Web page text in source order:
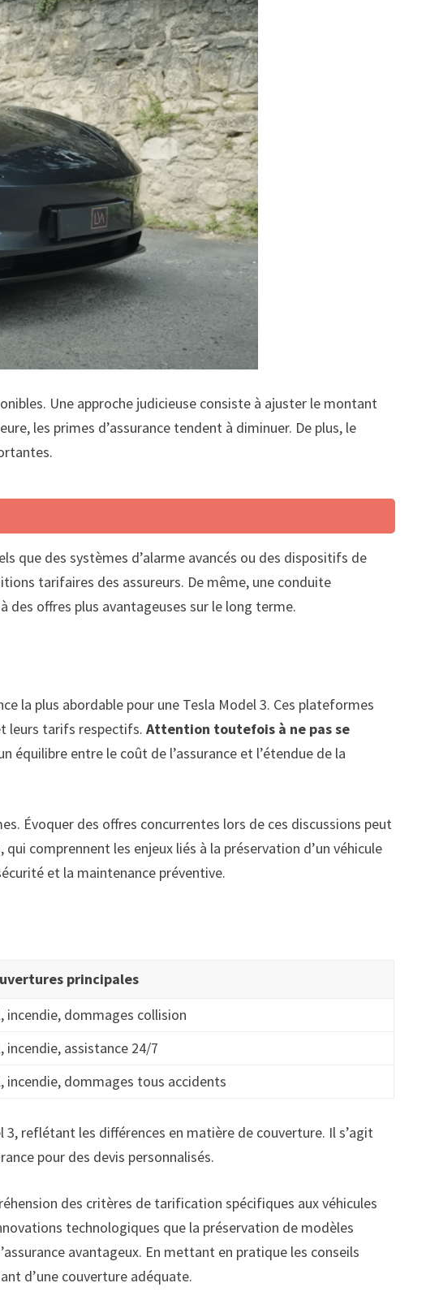
Une approche judicieuse consiste à ajuster le montant
les primes d’assurance tendent à diminuer. De plus, le
que des systèmes d’alarme avancés ou des dispositifs de
tarifaires des assureurs. De même, une conduite
des offres plus avantageuses sur le long terme.
la plus abordable pour une Tesla Model 3. Ces plateformes
leurs tarifs respectifs.Attention toutefois à ne pas se
entre le coût de l’assurance et l’étendue de la
Évoquer des offres concurrentes lors de ces discussions peut
comprennent les enjeux liés à la préservation d’un véhicule
et la maintenance préventive.
principales
incendie, dommages collision
incendie, assistance 24/7
incendie, dommages tous accidents
reflétant les différences en matière de couverture. Il s’agit
pour des devis personnalisés.
des critères de tarification spécifiques aux véhicules
technologiques que la préservation de modèles
avantageux. En mettant en pratique les conseils
d’une couverture adéquate.